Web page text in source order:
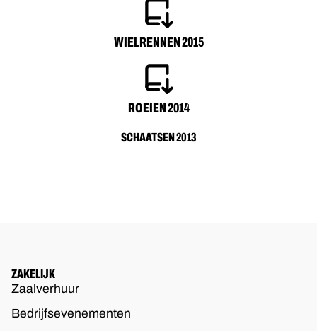
WIELRENNEN 2015
ROEIEN 2014
SCHAATSEN 2013
ZAKELIJK
Zaalverhuur
Bedrijfsevenementen